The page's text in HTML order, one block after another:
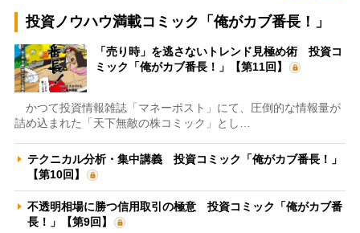
投資ノウハウ満載コミック「俺がカブ番長！」
「売り時」を逃さないトレンド見極め術 投資コ
ミック「俺がカブ番長！」【第11回】
かつて投資情報雑誌「マネーポスト」にて、圧倒的な情報量が
詰め込まれた「天下無敵の株コミック」とし…
テクニカル分析・集中講義 投資コミック「俺がカブ番長！」
【第10回】
不透明相場に勝つ信用取引の極意 投資コミック「俺がカブ番
長！」【第9回】